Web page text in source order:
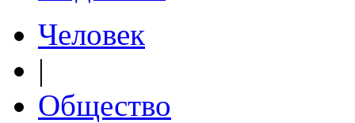
Человек
|
Общество